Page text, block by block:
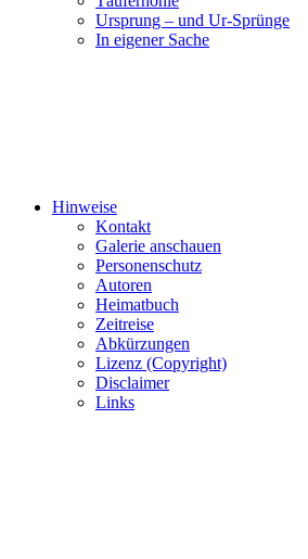
Ursprung – und Ur-Sprünge
In eigener Sache
Hinweise
Kontakt
Galerie anschauen
Personenschutz
Autoren
Heimatbuch
Zeitreise
Abkürzungen
Lizenz (Copyright)
Disclaimer
Links